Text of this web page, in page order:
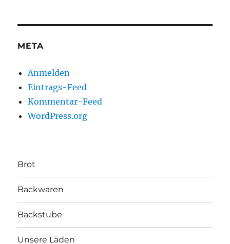
META
Anmelden
Eintrags-Feed
Kommentar-Feed
WordPress.org
Brot
Backwaren
Backstube
Unsere Läden